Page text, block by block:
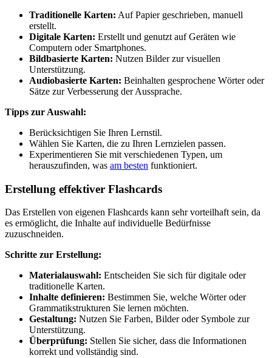
Traditionelle Karten: Auf Papier geschrieben, manuell
erstellt.
Digitale Karten: Erstellt und genutzt auf Geräten wie
Computern oder Smartphones.
Bildbasierte Karten: Nutzen Bilder zur visuellen
Unterstützung.
Audiobasierte Karten: Beinhalten gesprochene Wörter oder
Sätze zur Verbesserung der Aussprache.
Tipps zur Auswahl:
Berücksichtigen Sie Ihren Lernstil.
Wählen Sie Karten, die zu Ihren Lernzielen passen.
Experimentieren Sie mit verschiedenen Typen, um
herauszufinden, was am besten funktioniert.
Erstellung effektiver Flashcards
Das Erstellen von eigenen Flashcards kann sehr vorteilhaft sein, da
es ermöglicht, die Inhalte auf individuelle Bedürfnisse
zuzuschneiden.
Schritte zur Erstellung:
Materialauswahl: Entscheiden Sie sich für digitale oder
traditionelle Karten.
Inhalte definieren: Bestimmen Sie, welche Wörter oder
Grammatikstrukturen Sie lernen möchten.
Gestaltung: Nutzen Sie Farben, Bilder oder Symbole zur
Unterstützung.
Überprüfung: Stellen Sie sicher, dass die Informationen
korrekt und vollständig sind.